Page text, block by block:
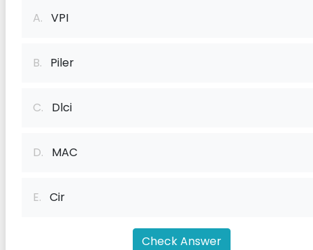
A. VPI
B. Piler
C. Dlci
D. MAC
E. Cir
Check Answer